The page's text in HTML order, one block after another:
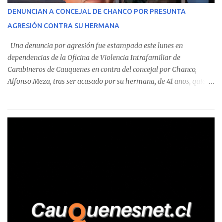
corresponde a un funcionario de la Municipalidad de Chanco,
detectaron incumplimientos a la normativa vigente. El informe
precisa que la mayor cantidad de dinero apostado se registró en
Talca, donde...
DENUNCIAN A CONCEJAL DE CHANCO POR PRESUNTA
AGRESIÓN CONTRA SU HERMANA
Una denuncia por agresión fue estampada este lunes en
dependencias de la Oficina de Violencia Intrafamiliar de
Carabineros de Cauquenes en contra del concejal por Chanco,
Alfonso Meza, tras ser acusado por su hermana, de 41 años, quien
relató que los hechos ocurrieron cerca de las 11:30 horas en el
trabajadores, el edil descendió del vehículo y, en medio de la
confrontación, la habría tomado de los hombros, empujado al